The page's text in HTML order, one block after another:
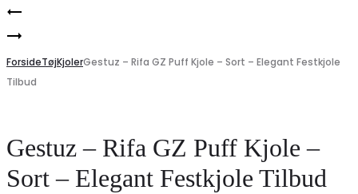
Product
navigation
Stiletter
–
Leopard
Modström
–
Bukser
pants
–
ForsideTøjKjolerGestuz – Rifa GZ Puff Kjole – Sort – Elegant Festkjole
Tilbud
Gestuz – Rifa GZ Puff Kjole –
Sort – Elegant Festkjole Tilbud